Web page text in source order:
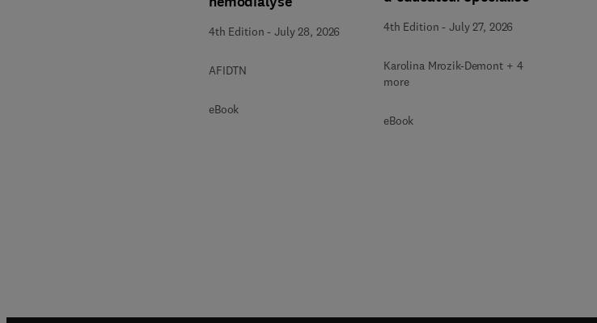
4th Edition -July 28, 2026
AFIDTN
eBook
4th Edition -July 27, 2026
Karolina Mrozik-Demont + 4
more
eBook